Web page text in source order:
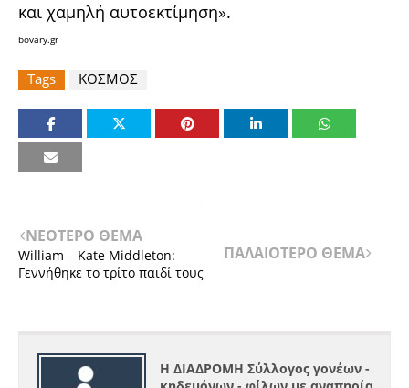
και χαμηλή αυτοεκτίμηση».
bovary.gr
Tags ΚΟΣΜΟΣ
ΝΕΟΤΕΡΟ ΘΕΜΑ
William – Kate Middleton:
Γεννήθηκε το τρίτο παιδί τους
ΠΑΛΑΙΟΤΕΡΟ ΘΕΜΑ
Η ΔΙΑΔΡΟΜΗ Σύλλογος γονέων -